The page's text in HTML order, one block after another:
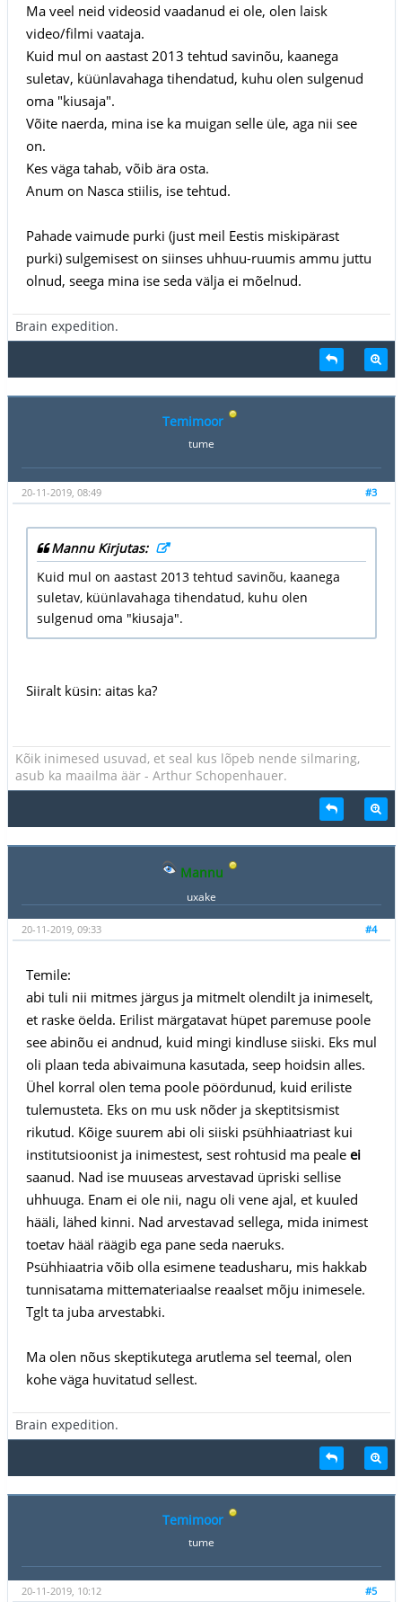
Ma veel neid videosid vaadanud ei ole, olen laisk
video/filmi vaataja.
Kuid mul on aastast 2013 tehtud savinõu, kaanega
suletav, küünlavahaga tihendatud, kuhu olen sulgenud
oma "kiusaja".
Võite naerda, mina ise ka muigan selle üle, aga nii see
on.
Kes väga tahab, võib ära osta.
Anum on Nasca stiilis, ise tehtud.
Pahade vaimude purki (just meil Eestis miskipärast
purki) sulgemisest on siinses uhhuu-ruumis ammu juttu
olnud, seega mina ise seda välja ei mõelnud.
Brain expedition.
Temimoor
tume
#3
20-11-2019, 08:49
Mannu Kirjutas:
Kuid mul on aastast 2013 tehtud savinõu, kaanega
suletav, küünlavahaga tihendatud, kuhu olen
sulgenud oma "kiusaja".
Siiralt küsin: aitas ka?
Kõik inimesed usuvad, et seal kus lõpeb nende silmaring,
asub ka maailma äär - Arthur Schopenhauer.
Mannu
uxake
#4
20-11-2019, 09:33
Temile:
abi tuli nii mitmes järgus ja mitmelt olendilt ja inimeselt,
et raske öelda. Erilist märgatavat hüpet paremuse poole
see abinõu ei andnud, kuid mingi kindluse siiski. Eks mul
oli plaan teda abivaimuna kasutada, seep hoidsin alles.
Ühel korral olen tema poole pöördunud, kuid eriliste
tulemusteta. Eks on mu usk nõder ja skeptitsismist
rikutud. Kõige suurem abi oli siiski psühhiaatriast kui
institutsioonist ja inimestest, sest rohtusid ma peale ei
saanud. Nad ise muuseas arvestavad üpriski sellise
uhhuuga. Enam ei ole nii, nagu oli vene ajal, et kuuled
hääli, lähed kinni. Nad arvestavad sellega, mida inimest
toetav hääl räägib ega pane seda naeruks.
Psühhiaatria võib olla esimene teadusharu, mis hakkab
tunnisatama mittemateriaalse reaalset mõju inimesele.
Tglt ta juba arvestabki.
Ma olen nõus skeptikutega arutlema sel teemal, olen
kohe väga huvitatud sellest.
Brain expedition.
Temimoor
tume
#5
20-11-2019, 10:12